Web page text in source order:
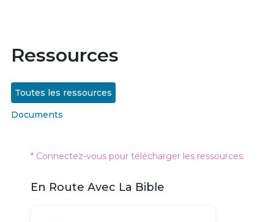
Ressources
Toutes les ressources
Documents
* Connectez-vous pour télécharger les ressources
En Route Avec La Bible